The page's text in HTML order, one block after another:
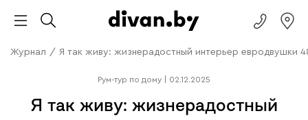
Журнал / Я так живу: жизнерадостный интерьер евродвушки
Рум-тур по дому 02.12.2025
Я так живу: жизнерадостный